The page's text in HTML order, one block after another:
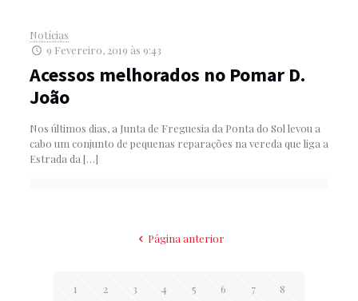
Notícias
9 Fevereiro, 2019 às 9:43
Acessos melhorados no Pomar D.
João
Nos últimos dias, a Junta de Freguesia da Ponta do Sol levou a
cabo um conjunto de pequenas reparações na vereda que liga a
Estrada da […]
Página anterior
1 2 3 4 5 6 7 8